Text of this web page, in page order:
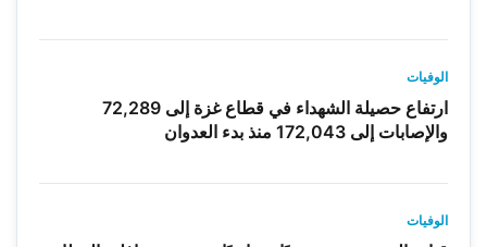
الوفيات
ارتفاع حصيلة الشهداء في قطاع غزة إلى 72,289
والإصابات إلى 172,043 منذ بدء العدوان
الوفيات